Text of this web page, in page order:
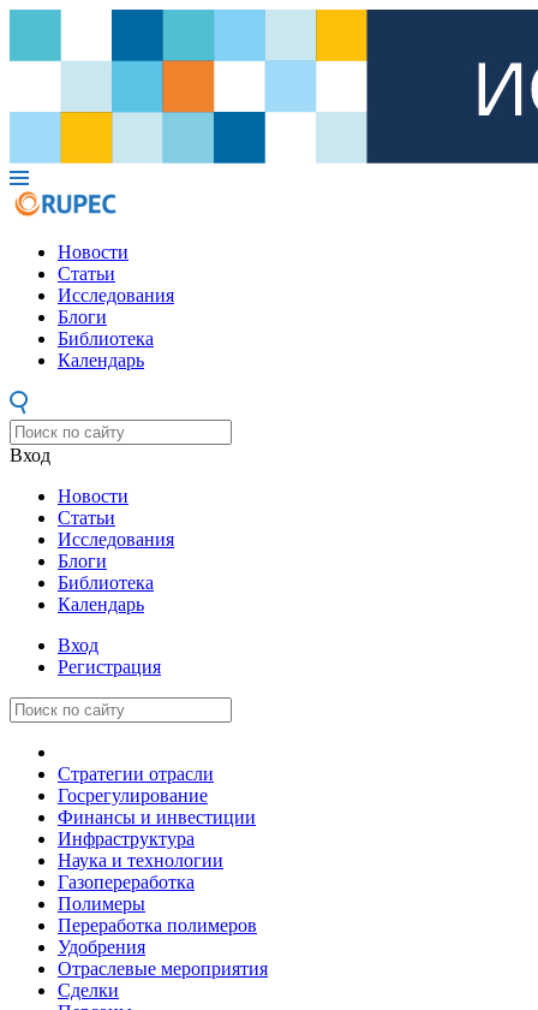
Новости
Статьи
Исследования
Блоги
Библиотека
Календарь
Вход
Новости
Статьи
Исследования
Блоги
Библиотека
Календарь
Вход
Регистрация
Стратегии отрасли
Госрегулирование
Финансы и инвестиции
Инфраструктура
Наука и технологии
Газопереработка
Полимеры
Переработка полимеров
Удобрения
Отраслевые мероприятия
Сделки